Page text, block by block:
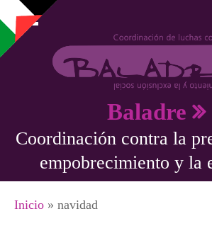
Pasar al contenido principal
Baladre
Coordinación contra la
empobrecimiento y la
Se encuentra usted
Inicio » navidad